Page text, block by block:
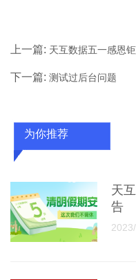
上一篇: 天互数据五一感恩
下一篇:测试过后台问题
为你推荐
天
告